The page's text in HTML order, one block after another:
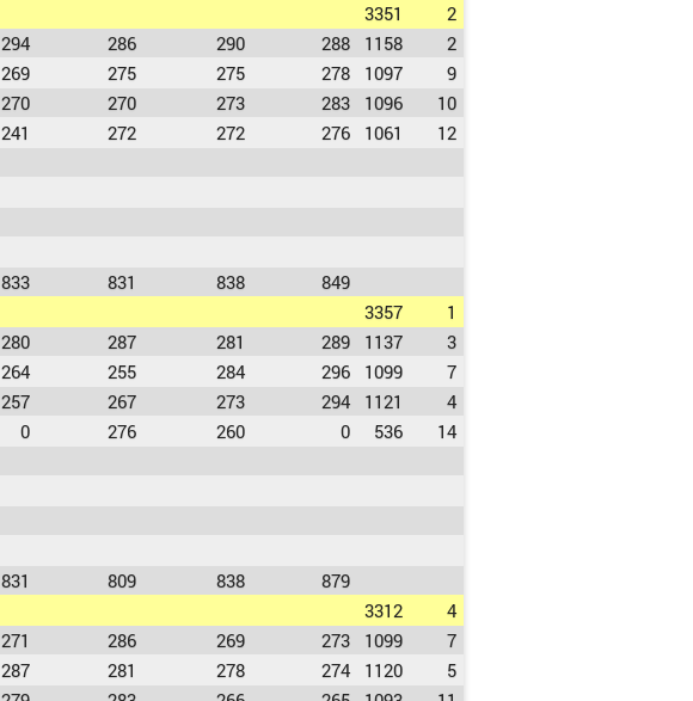
3351 2
294 286 290 288 1158 2
269 275 275 278 1097 9
270 270 273 283 1096 10
241 272 272 276 1061 12
833 831 838 849
3357 1
280 287 281 289 1137 3
264 255 284 296 1099 7
257 267 273 294 1121 4
0 276 260 0 536 14
831 809 838 879
3312 4
271 286 269 273 1099 7
287 281 278 274 1120 5